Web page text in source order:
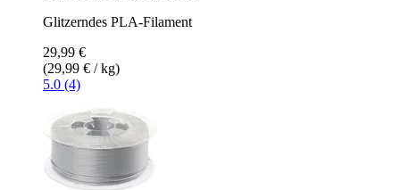
Glitzerndes PLA-Filament
29,99 €
(29,99 € / kg)
5.0 (4)